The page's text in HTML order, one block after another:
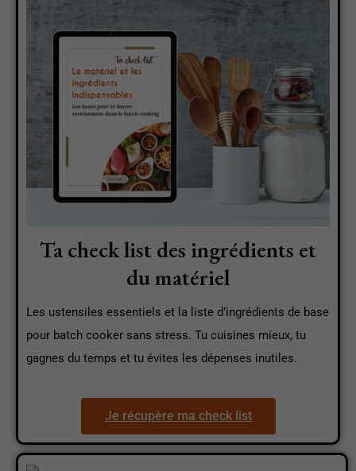
Ta check list des ingrédients et
du matériel
Les ustensiles essentiels et la liste d’ingrédients de base
pour batch cooker sans stress. Tu cuisines mieux, tu
gagnes du temps et tu évites les dépenses inutiles.
Je récupère ma check list